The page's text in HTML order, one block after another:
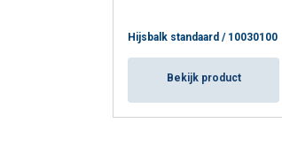
Hijsbalk standaard / 10030100
Bekijk product